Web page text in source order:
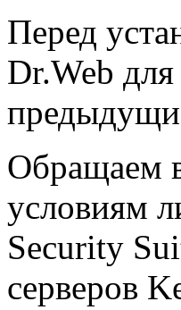
Перед
Dr.Web
Обращаем
условиям
Security
серверов